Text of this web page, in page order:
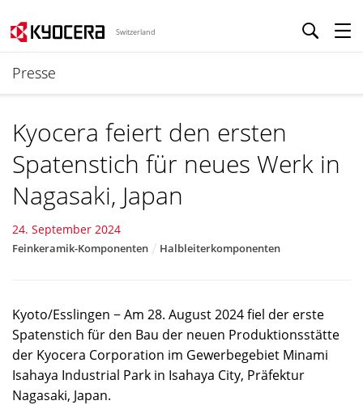
Switzerland
Presse
Kyocera feiert den ersten
Spatenstich für neues Werk in
Nagasaki, Japan
24. September 2024
Feinkeramik-Komponenten Halbleiterkomponenten
Kyoto/Esslingen − Am 28. August 2024 fiel der erste
Spatenstich für den Bau der neuen Produktionsstätte
der Kyocera Corporation im Gewerbegebiet Minami
Isahaya Industrial Park in Isahaya City, Präfektur
Nagasaki, Japan.